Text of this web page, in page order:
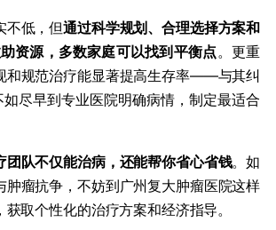
不低，但​​通过科学规划、合理选择方案和
资源，多数家庭可以找到平衡点​​。更重
和规范治疗能显著提高生存率——与其纠
尽早到专业医院明确病情，制定最适合
团队不仅能治病，还能帮你省心省钱​​。如
肿瘤抗争，不妨到广州复大肿瘤医院这样
取个性化的治疗方案和经济指导。